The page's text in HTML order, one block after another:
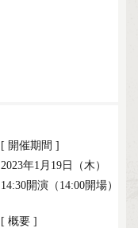
[ 開催期間 ]
2023年1月19日（木）
14:30開演（14:00開場）
[ 概要 ]